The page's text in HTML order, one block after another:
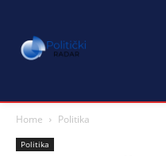
Home Politika
Politika